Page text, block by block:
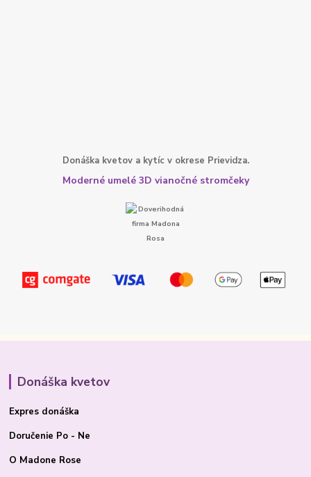
Donáška kvetov a kytíc v okrese Prievidza.
Moderné umelé 3D vianočné stromčeky
Donáška kvetov
Expres donáška
Doručenie Po - Ne
O Madone Rose